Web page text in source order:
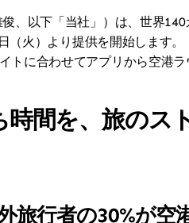
、以下「当社」）は、世界
火）より提供を開始します。
に合わせてアプリから空港ラ
間を、旅のス
旅行者の30%が